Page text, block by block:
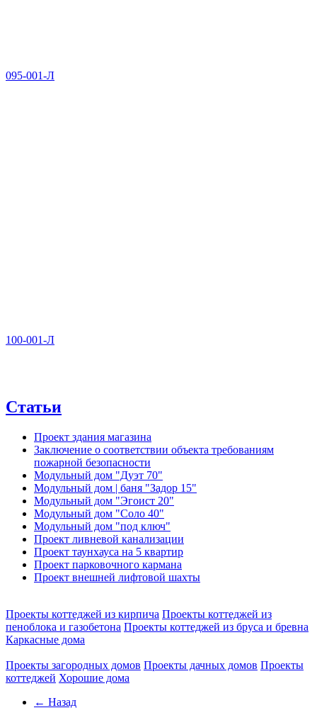
095-001-Л
100-001-Л
Статьи
Проект здания магазина
Заключение о соответствии объекта требованиям
пожарной безопасности
Модульный дом "Дуэт 70"
Модульный дом | баня "Задор 15"
Модульный дом "Эгоист 20"
Модульный дом "Соло 40"
Модульный дом "под ключ"
Проект ливневой канализации
Проект таунхауса на 5 квартир
Проект парковочного кармана
Проект внешней лифтовой шахты
Проекты коттеджей из кирпича Проекты коттеджей из
пеноблока и газобетона Проекты коттеджей из бруса и бревна
Каркасные дома
Проекты загородных домов Проекты дачных домов Проекты
коттеджей Хорошие дома
← Назад